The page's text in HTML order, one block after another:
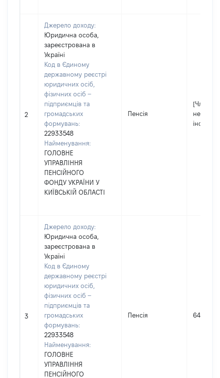
2
Джерело доходу:
Юридична особа,
зареєстрована в
Україні
Код в Єдиному
державному реєстрі
юридичних осіб,
фізичних осіб –
підприємців та
громадських
формувань:
22933548
Найменування:
ГОЛОВНЕ
УПРАВЛІННЯ
ПЕНСІЙНОГО
ФОНДУ УКРАЇНИ У
КИЇВСЬКІЙ ОБЛАСТІ
Пенсія
[Член
не надав
3
Джерело доходу:
Юридична особа,
зареєстрована в
Україні
Код в Єдиному
державному реєстрі
юридичних осіб,
фізичних осіб –
підприємців та
громадських
формувань:
22933548
Найменування:
ГОЛОВНЕ
УПРАВЛІННЯ
ПЕНСІЙНОГО
Пенсія 64364